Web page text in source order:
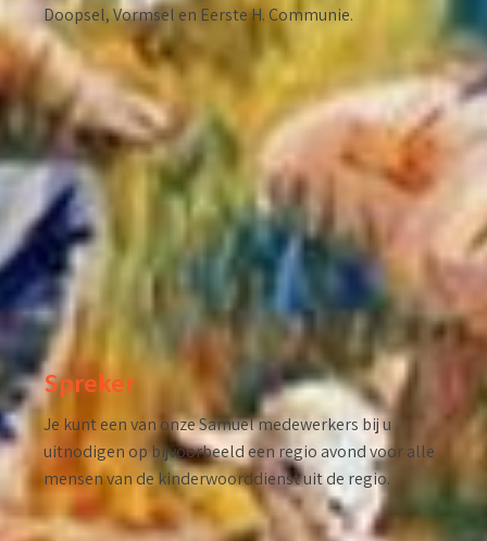
Doopsel, Vormsel en Eerste H. Communie.
Spreker
Je kunt een van onze Samuel medewerkers bij u
uitnodigen op bijvoorbeeld een regio avond voor alle
mensen van de kinderwoorddienst uit de regio.